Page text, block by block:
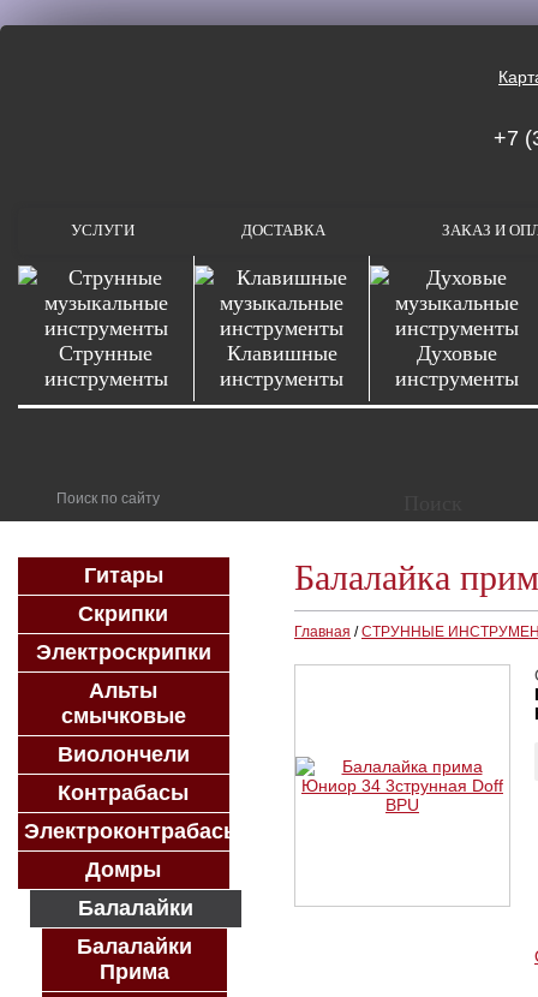
+7
УСЛУГИ ДОСТАВКА ЗАКАЗ И
Струнные
инструменты
Клавишные
инструменты
Духовые
инструменты
Балалайка
Главная /СТРУННЫЕ
Гитары
Скрипки
Электроскрипки
Альты
смычковые
Виолончели
Контрабасы
Электроконтрабасы
Домры
Балалайки
Балалайки
Прима